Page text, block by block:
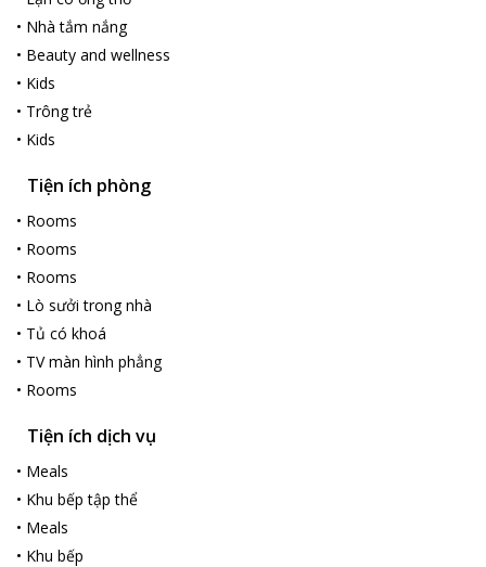
• Nhà tắm nắng
• Beauty and wellness
• Kids
• Trông trẻ
• Kids
Tiện ích phòng
• Rooms
• Rooms
• Rooms
• Lò sưởi trong nhà
• Tủ có khoá
• TV màn hình phẳng
• Rooms
Tiện ích dịch vụ
• Meals
• Khu bếp tập thể
• Meals
• Khu bếp